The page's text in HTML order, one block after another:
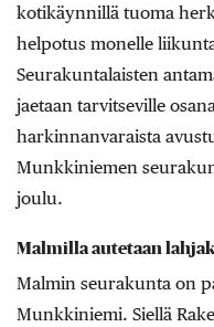
kotikäynnillä tuoma
helpotus monelle
Seurakuntalaisten
jaetaan tarvitseville
harkinnanvaraista
Munkkiniemen
joulu.
Malmilla autetaan
Malmin seurakunta on
Munkkiniemi. Siellä